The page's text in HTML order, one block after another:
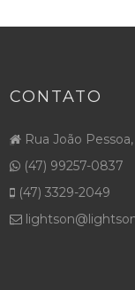
CONTATO
Rua João
(47) 99257-0837
(47) 3329-2049